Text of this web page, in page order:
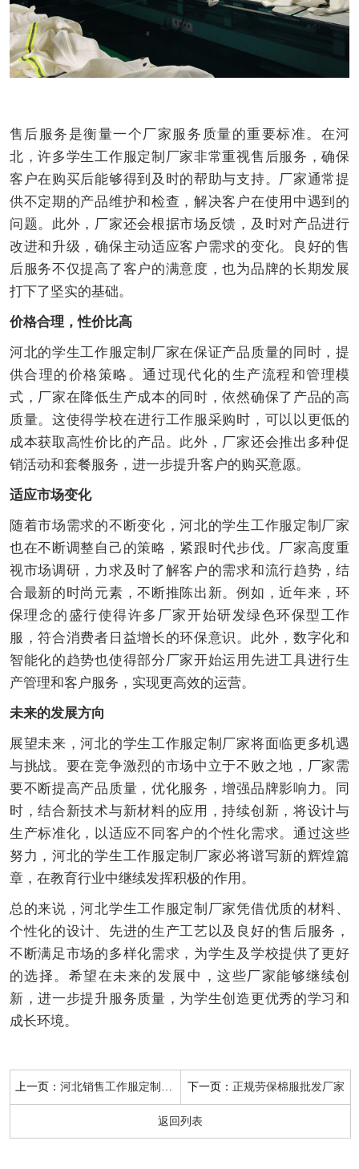
售后服务是衡量一个厂家服务质量的重要标准。在河
北，许多学生工作服定制厂家非常重视售后服务，确保
客户在购买后能够得到及时的帮助与支持。厂家通常提
供不定期的产品维护和检查，解决客户在使用中遇到的
问题。此外，厂家还会根据市场反馈，及时对产品进行
改进和升级，确保主动适应客户需求的变化。良好的售
后服务不仅提高了客户的满意度，也为品牌的长期发展
打下了坚实的基础。
价格合理，性价比高
河北的学生工作服定制厂家在保证产品质量的同时，提
供合理的价格策略。通过现代化的生产流程和管理模
式，厂家在降低生产成本的同时，依然确保了产品的高
质量。这使得学校在进行工作服采购时，可以以更低的
成本获取高性价比的产品。此外，厂家还会推出多种促
销活动和套餐服务，进一步提升客户的购买意愿。
适应市场变化
随着市场需求的不断变化，河北的学生工作服定制厂家
也在不断调整自己的策略，紧跟时代步伐。厂家高度重
视市场调研，力求及时了解客户的需求和流行趋势，结
合最新的时尚元素，不断推陈出新。例如，近年来，环
保理念的盛行使得许多厂家开始研发绿色环保型工作
服，符合消费者日益增长的环保意识。此外，数字化和
智能化的趋势也使得部分厂家开始运用先进工具进行生
产管理和客户服务，实现更高效的运营。
未来的发展方向
展望未来，河北的学生工作服定制厂家将面临更多机遇
与挑战。要在竞争激烈的市场中立于不败之地，厂家需
要不断提高产品质量，优化服务，增强品牌影响力。同
时，结合新技术与新材料的应用，持续创新，将设计与
生产标准化，以适应不同客户的个性化需求。通过这些
努力，河北的学生工作服定制厂家必将谱写新的辉煌篇
章，在教育行业中继续发挥积极的作用。
总的来说，河北学生工作服定制厂家凭借优质的材料、
个性化的设计、先进的生产工艺以及良好的售后服务，
不断满足市场的多样化需求，为学生及学校提供了更好
的选择。希望在未来的发展中，这些厂家能够继续创
新，进一步提升服务质量，为学生创造更优秀的学习和
成长环境。
上一页：河北销售工作服定制厂家 下一页： 正规劳保棉服批发厂家
返回列表